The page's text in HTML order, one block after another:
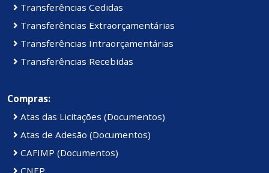
Transferências Cedidas
Transferências Extraorçamentárias
Transferências Intraorçamentárias
Transferências Recebidas
Compras:
Atas das Licitações (Documentos)
Atas de Adesão (Documentos)
CAFIMP (Documentos)
CNEP